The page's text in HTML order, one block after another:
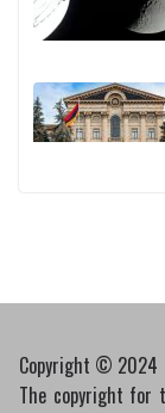
Copyright © 2024
The copyright for